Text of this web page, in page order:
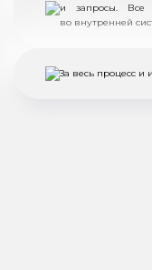
и запросы. Все
во внутренней
За весь процесс и